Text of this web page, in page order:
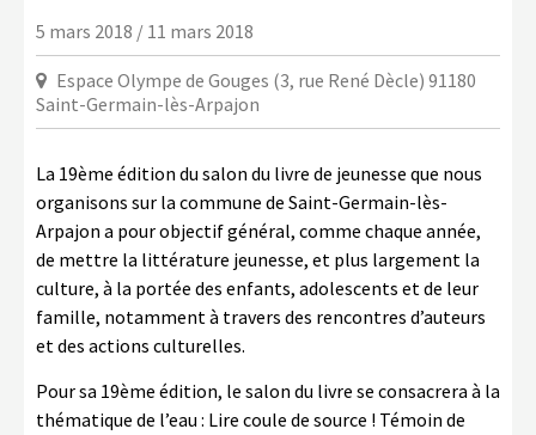
5 mars 2018 / 11 mars 2018
Espace Olympe de Gouges (3, rue René Dècle) 91180
Saint-Germain-lès-Arpajon
La 19ème édition du salon du livre de jeunesse que nous
organisons sur la commune de Saint-Germain-lès-
Arpajon a pour objectif général, comme chaque année,
de mettre la littérature jeunesse, et plus largement la
culture, à la portée des enfants, adolescents et de leur
famille, notamment à travers des rencontres d’auteurs
et des actions culturelles.
Pour sa 19ème édition, le salon du livre se consacrera à la
thématique de l’eau : Lire coule de source ! Témoin de